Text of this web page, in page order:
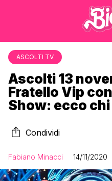
ASCOLTI TV
Ascolti 13
Fratello Vip
Show: ecco
Condividi
Fabiano Minacci 14/11/2020